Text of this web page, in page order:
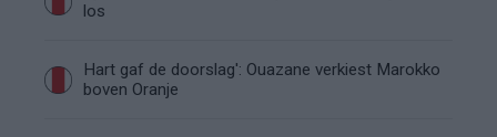
los
Hart gaf de doorslag': Ouazane verkiest Marokko
boven Oranje